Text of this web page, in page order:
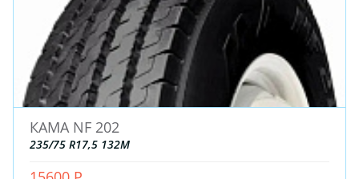
КАМА NF 202
235/75 R17,5 132M